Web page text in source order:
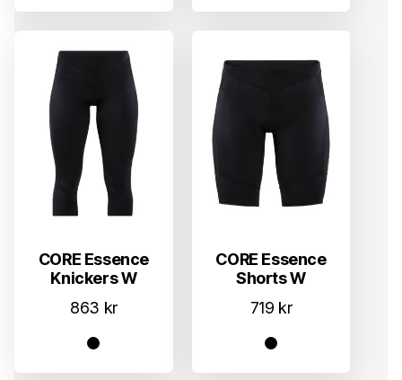
CORE Essence
Knickers W
863 kr
CORE Essence
Shorts W
719 kr